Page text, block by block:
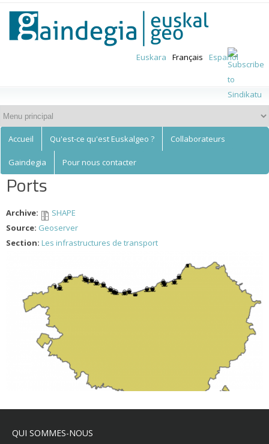
contenu
principal
Euskalgeo
Euskara Français Español
Accueil Qu'est-ce qu'est Euskalgeo ? Collaborateurs
Gaindegia Pour nous contacter
Ports
Archive:
SHAPE
Source: Geoserver
Section: Les infrastructures de transport
QUI SOMMES-NOUS